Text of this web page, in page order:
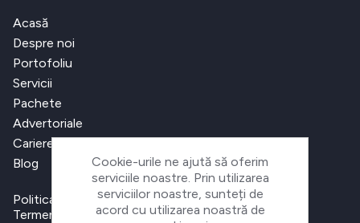
Acasă
Despre noi
Portofoliu
Servicii
Pachete
Advertoriale
Cariere
Blog
Politica de confidențialitate
Termeni și condiții
Cookie-urile ne ajută să oferim
serviciile noastre. Prin utilizarea
serviciilor noastre, sunteți de
acord cu utilizarea noastră de